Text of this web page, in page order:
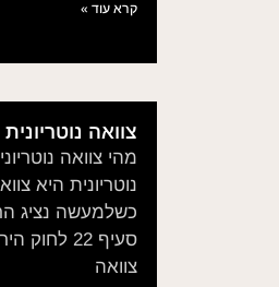
קרא עוד »
צוואה נוטריונית
מהי צוואה
נוטריונית היא
כשלמעשה נציג
צוואה